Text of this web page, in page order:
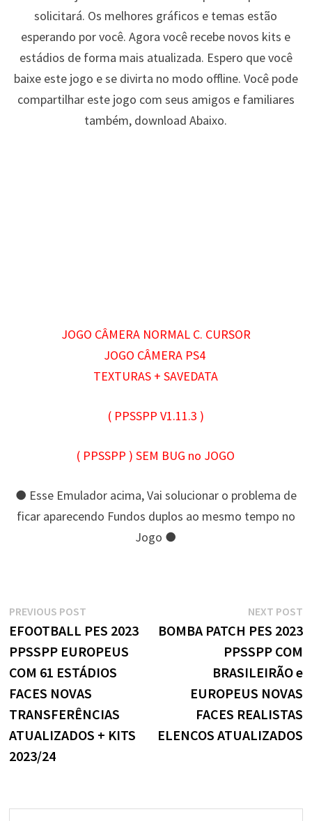
solicitará. Os melhores gráficos e temas estão
esperando por você. Agora você recebe novos kits e
estádios de forma mais atualizada. Espero que você
baixe este jogo e se divirta no modo offline. Você pode
compartilhar este jogo com seus amigos e familiares
também, download Abaixo.
JOGO CÂMERA NORMAL C. CURSOR
JOGO CÂMERA PS4
TEXTURAS + SAVEDATA
( PPSSPP V1.11.3 )
( PPSSPP ) SEM BUG no JOGO
● Esse Emulador acima, Vai solucionar o problema de
ficar aparecendo Fundos duplos ao mesmo tempo no
Jogo ●
Navegação
de
Post
PREVIOUS POSTPrevious
post:
EFOOTBALL PES 2023
PPSSPP EUROPEUS
COM 61 ESTÁDIOS
FACES NOVAS
TRANSFERÊNCIAS
ATUALIZADOS + KITS
2023/24
NEXT POST
BOMBA PATCH PES 2023
PPSSPP COM
BRASILEIRÃO e
EUROPEUS NOVAS
FACES REALISTAS
ELENCOS ATUALIZADOS